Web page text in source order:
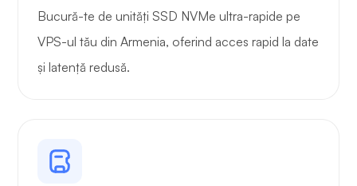
Bucură-te de unități SSD NVMe ultra-rapide pe
VPS-ul tău din Armenia, oferind acces rapid la date
și latență redusă.